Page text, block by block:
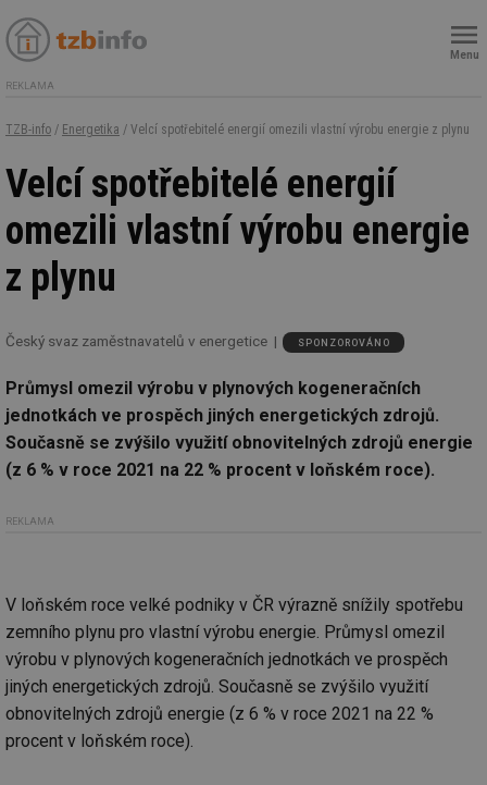
Menu
REKLAMA
TZB-info / Energetika / Velcí spotřebitelé energií omezili vlastní výrobu energie z plynu
Velcí spotřebitelé energií
omezili vlastní výrobu energie
z plynu
Český svaz zaměstnavatelů v energetice SPONZOROVÁNO
Průmysl omezil výrobu v plynových kogeneračních
jednotkách ve prospěch jiných energetických zdrojů.
Současně se zvýšilo využití obnovitelných zdrojů energie
(z 6 % v roce 2021 na 22 % procent v loňském roce).
REKLAMA
V loňském roce velké podniky v ČR výrazně snížily spotřebu
zemního plynu pro vlastní výrobu energie. Průmysl omezil
výrobu v plynových kogeneračních jednotkách ve prospěch
jiných energetických zdrojů. Současně se zvýšilo využití
obnovitelných zdrojů energie (z 6 % v roce 2021 na 22 %
procent v loňském roce).